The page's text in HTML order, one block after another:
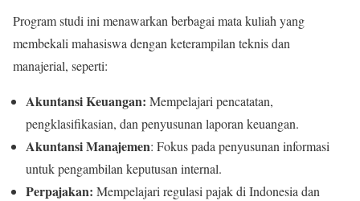
Program studi ini menawarkan berbagai mata kuliah yang
membekali mahasiswa dengan keterampilan teknis dan
manajerial, seperti:
Akuntansi Keuangan: Mempelajari pencatatan,
pengklasifikasian, dan penyusunan laporan keuangan.
Akuntansi Manajemen: Fokus pada penyusunan informasi
untuk pengambilan keputusan internal.
Perpajakan: Mempelajari regulasi pajak di Indonesia dan